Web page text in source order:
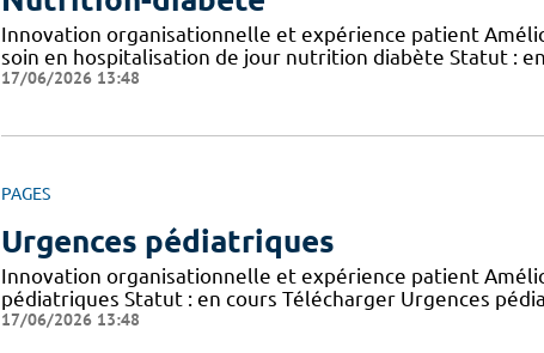
Innovation organisationnelle et expérience patient
soin en hospitalisation de jour nutrition diabète Statut :
17/06/2026 13:48
PAGES
Urgences pédiatriques
Innovation organisationnelle et expérience patient
pédiatriques Statut : en cours Télécharger Urgences
17/06/2026 13:48